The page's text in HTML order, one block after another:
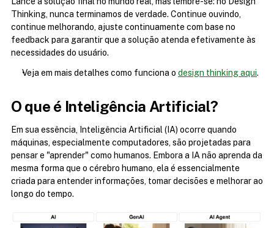
Thinking, nunca terminamos de verdade. Continue ouvindo,
continue melhorando, ajuste continuamente com base no
feedback para garantir que a solução atenda efetivamente às
necessidades do usuário.
Veja em mais detalhes como funciona o design thinking aqui.
O que é Inteligência Artificial?
Em sua essência, Inteligência Artificial (IA) ocorre quando
máquinas, especialmente computadores, são projetadas para
pensar e "aprender" como humanos. Embora a IA não aprenda da
mesma forma que o cérebro humano, ela é essencialmente
criada para entender informações, tomar decisões e melhorar ao
longo do tempo.